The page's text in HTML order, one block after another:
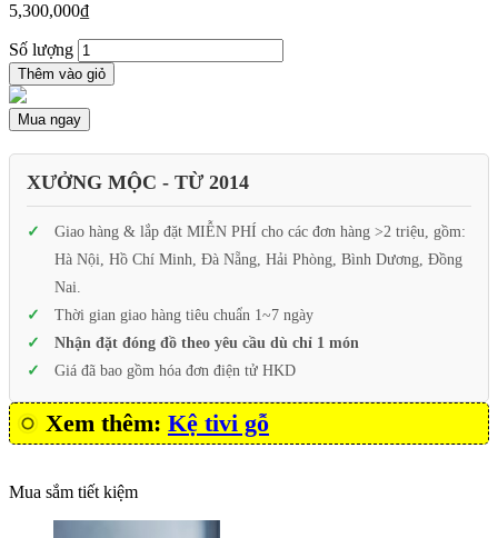
5,300,000₫
Số lượng
Thêm vào giỏ
Mua ngay
XƯỞNG MỘC - TỪ 2014
Giao hàng & lắp đặt MIỄN PHÍ cho các đơn hàng >2 triệu, gồm:
Hà Nội, Hồ Chí Minh, Đà Nẵng, Hải Phòng, Bình Dương, Đồng
Nai.
Thời gian giao hàng tiêu chuẩn 1~7 ngày
Nhận đặt đóng đồ theo yêu cầu dù chỉ 1 món
Giá đã bao gồm hóa đơn điện tử HKD
Xem thêm: Kệ tivi gỗ
Mua sắm tiết kiệm